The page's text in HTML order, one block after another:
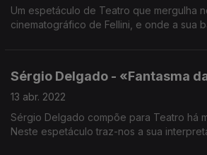
Um espetáculo de Teatro que mergulha
cinematográfico de Fellini, e onde a sua
Sérgio Delgado - «Fantasma
13 abr. 2022
Sérgio Delgado compõe para Teatro há
Neste espetáculo traz-nos a sua